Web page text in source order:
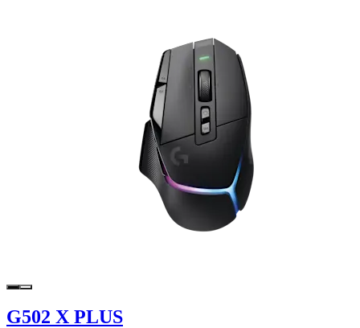
G502 X PLUS